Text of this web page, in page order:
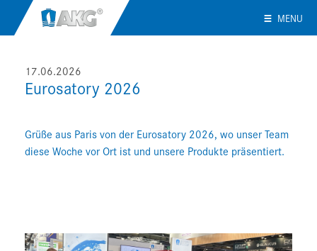
MENU
17.06.2026
Eurosatory 2026
Grüße aus Paris von der Eurosatory 2026, wo unser Team
diese Woche vor Ort ist und unsere Produkte präsentiert.